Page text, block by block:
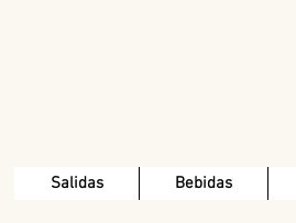
Salidas Bebidas